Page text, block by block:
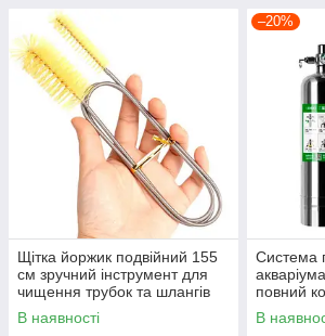
Щітка йоржик подвійний 155
см зручний інструмент для
чищення трубок та шлангів
акваріумного фільтра
В наявності
–20%
Система
повний
рослин
В